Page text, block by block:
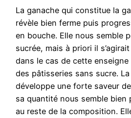
La ganache qui constitue la
révèle bien ferme puis
en bouche. Elle nous semble
sucrée, mais à priori il
dans le cas de cette
des pâtisseries sans sucre.
développe une forte saveur
sa quantité nous semble bien
au reste de la composition.